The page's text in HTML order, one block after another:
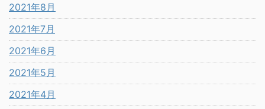
2021年8月
2021年7月
2021年6月
2021年5月
2021年4月